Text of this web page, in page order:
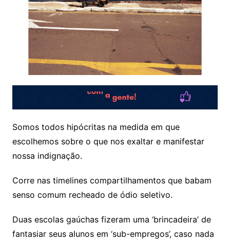
Somos todos hipócritas na medida em que
escolhemos sobre o que nos exaltar e manifestar
nossa indignação.
Corre nas timelines compartilhamentos que babam
senso comum recheado de ódio seletivo.
Duas escolas gaúchas fizeram uma ‘brincadeira’ de
fantasiar seus alunos em ‘sub-empregos’, caso nada